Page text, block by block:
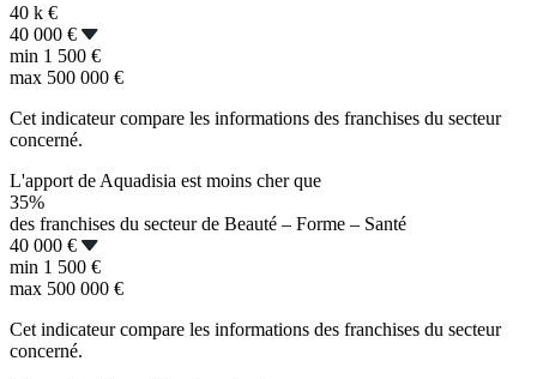
40 k €
40 000 €
min 1 500 €
max 500 000 €
Cet indicateur compare les informations des franchises du secteur
concerné.
L'apport de Aquadisia est moins cher que
35%
des franchises du secteur de Beauté – Forme – Santé
40 000 €
min 1 500 €
max 500 000 €
Cet indicateur compare les informations des franchises du secteur
concerné.